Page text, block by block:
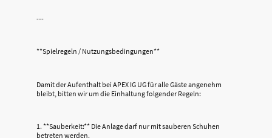
---
**Spielregeln / Nutzungsbedingungen**
Damit der Aufenthalt bei APEX IG UG für alle Gäste angenehm
bleibt, bitten wir um die Einhaltung folgender Regeln:
1. **Sauberkeit:** Die Anlage darf nur mit sauberen Schuhen
betreten werden.